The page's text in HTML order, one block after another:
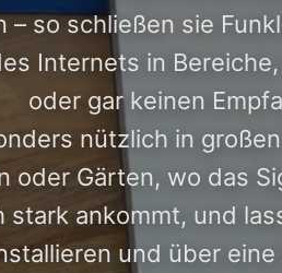
– so schließen sie
Internets in
oder gar keinen
nützlich in
oder Gärten, wo das
stark ankommt, und
und über